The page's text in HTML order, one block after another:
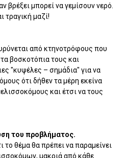
βρέξει μπορεί να γεμίσουν νερό.
τραγική μαζί!
από κτηνοτρόφους που
βοσκοτόπια τους και
"κυψέλες – σημάδια" για να
ότι δήθεν τα μέρη εκείνα
και έτσι να τους
του προβλήματος.
το θέμα θα πρέπει να παραμείνει
μακριά από κάθε